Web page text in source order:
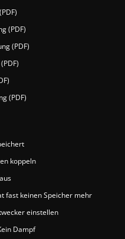
(PDF)
(PDF)
(PDF)
koppeln
fast keinen Speicher mehr
einstellen
Dampf